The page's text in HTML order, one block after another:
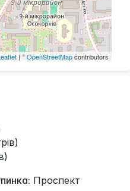
| ©OpenStreetMapcontributors
Проспект